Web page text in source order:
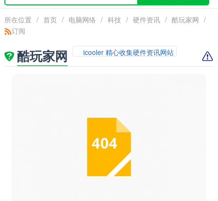
所在位置 / 首页 / 电脑网络 / 科技 / 硬件资讯 / 酷玩家网 /
订阅
酷玩家网 icooler 精心收集硬件资讯网站